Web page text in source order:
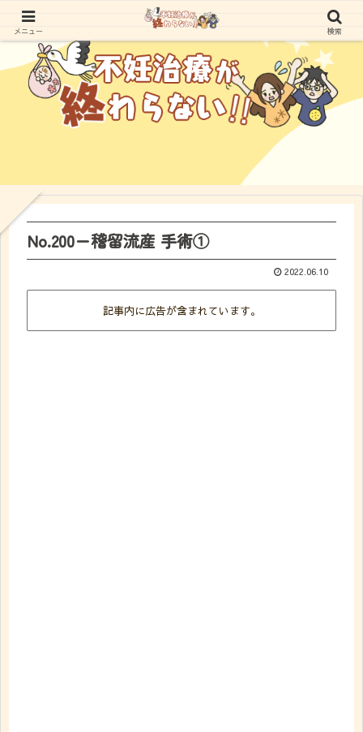
No.200ー稽留流産 手術①
2022.06.10
記事内に広告が含まれています。
メニュー 検索